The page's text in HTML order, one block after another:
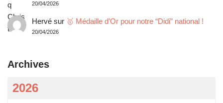
20/04/2026
Hervésur 🥇 Médaille d’Or pour notre “Didi” national !
20/04/2026
Archives
2026